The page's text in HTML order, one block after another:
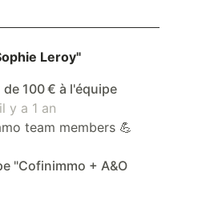
Leroy"
100 € à l'équipe
a 1 an
team members 💪
"Cofinimmo + A&O